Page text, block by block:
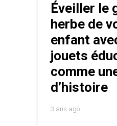
Éveiller le
herbe de
enfant
jouets
comme
d’histoire
3 ans ago